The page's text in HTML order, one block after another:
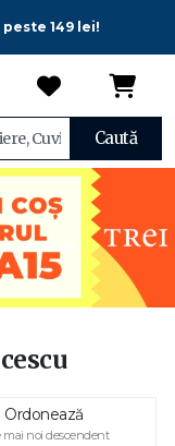
149 lei!
Caută
Ordonează
mai noi descendent